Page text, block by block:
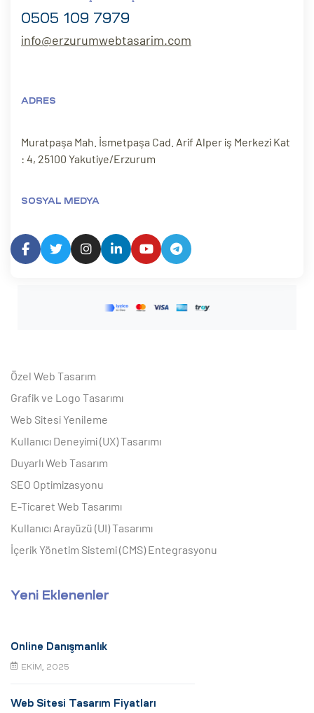
0505 109 7979
info@erzurumwebtasarim.com
ADRES
Muratpaşa Mah. İsmetpaşa Cad. Arif Alper iş Merkezi Kat
: 4, 25100 Yakutiye/Erzurum
SOSYAL MEDYA
Özel Web Tasarım
Grafik ve Logo Tasarımı
Web Sitesi Yenileme
Kullanıcı Deneyimi (UX) Tasarımı
Duyarlı Web Tasarım
SEO Optimizasyonu
E-Ticaret Web Tasarımı
Kullanıcı Arayüzü (UI) Tasarımı
İçerik Yönetim Sistemi (CMS) Entegrasyonu
Yeni Eklenenler
Online Danışmanlık
EKIM, 2025
Web Sitesi Tasarım Fiyatları